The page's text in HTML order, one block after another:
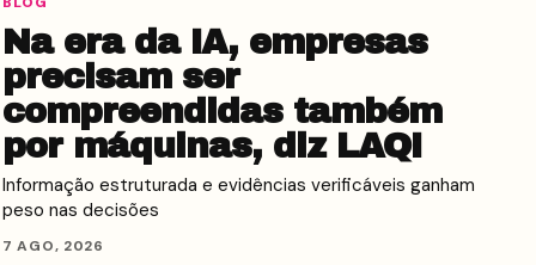
Na era da IA, empresas
precisam ser
compreendidas também
por máquinas, diz LAQI
Informação estruturada e evidências verificáveis ganham
peso nas decisões
7 AGO, 2026